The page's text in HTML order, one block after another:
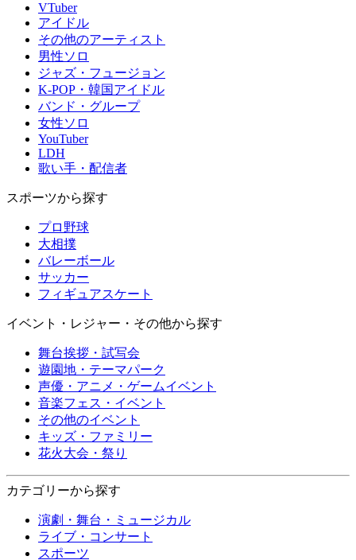
VTuber
アイドル
その他のアーティスト
男性ソロ
ジャズ・フュージョン
K-POP・韓国アイドル
バンド・グループ
女性ソロ
YouTuber
LDH
歌い手・配信者
スポーツから探す
プロ野球
大相撲
バレーボール
サッカー
フィギュアスケート
イベント・レジャー・その他から探す
舞台挨拶・試写会
遊園地・テーマパーク
声優・アニメ・ゲームイベント
音楽フェス・イベント
その他のイベント
キッズ・ファミリー
花火大会・祭り
カテゴリーから探す
演劇・舞台・ミュージカル
ライブ・コンサート
スポーツ